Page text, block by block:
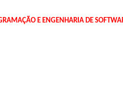
E ENGENHARIA DE